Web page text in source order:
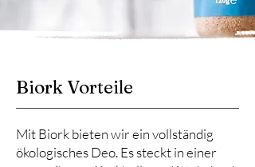
Biork Vorteile
Mit Biork bieten wir ein vollständig
ökologisches Deo. Es steckt in einer